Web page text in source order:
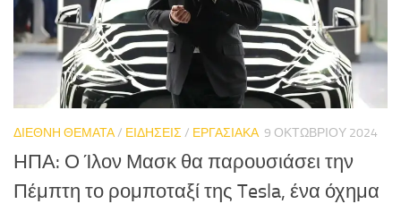
ΔΙΕΘΝΗ ΘΕΜΑΤΑ/ ΕΙΔΗΣΕΙΣ / ΕΡΓΑΣΙΑΚΑ 9 ΟΚΤΩΒΡΊΟΥ 2024
ΗΠΑ: Ο Ίλον Μασκ θα παρουσιάσει την
Πέμπτη το ρομποταξί της Tesla, ένα όχημα